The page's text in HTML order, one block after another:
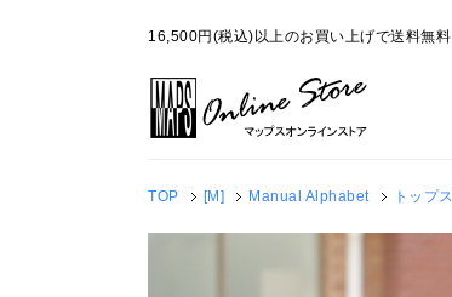
16,500円(税込)以上のお買い上げで送料無料
TOP [M] Manual Alphabet トップス